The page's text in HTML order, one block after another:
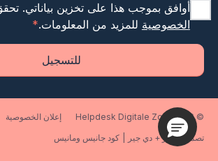
أوافق بموجب هذا على تخزين بياناتي.
الخصوصية للمزيد من المعلومات.*
للتسجيل
© 2026 Helpdesk Digitale Zorg
إعلان الخصوصية
تصميم إيفرز + دي جير
كود جانيس ومانيس